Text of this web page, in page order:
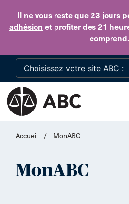
Il ne vous reste que 23 jours
adhésion et profiter des 21
comprend.
Accueil / MonABC
MonABC